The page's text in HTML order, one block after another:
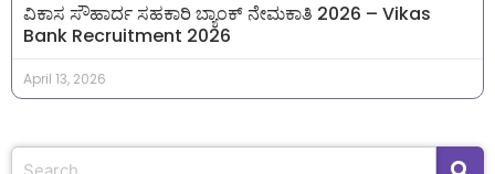
ವಿಕಾಸ ಸೌಹಾರ್ದ ಸಹಕಾರಿ ಬ್ಯಾಂಕ್ ನೇಮಕಾತಿ 2026 – Vikas
Bank Recruitment 2026
April 13, 2026